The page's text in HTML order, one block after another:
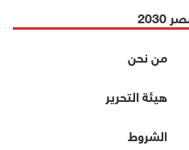
من نحن
هيئة التحرير
الشروط